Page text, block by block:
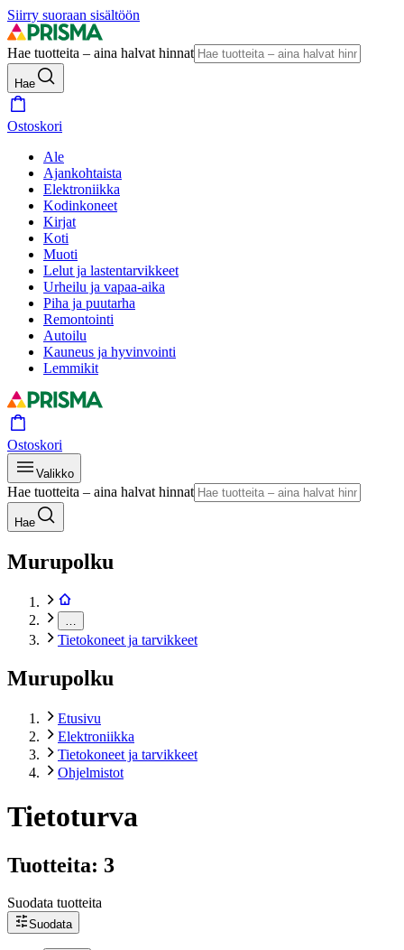
Siirry suoraan sisältöön
Hae tuotteita – aina halvat hinnat
Hae
Ostoskori
Ale
Ajankohtaista
Elektroniikka
Kodinkoneet
Kirjat
Koti
Muoti
Lelut ja lastentarvikkeet
Urheilu ja vapaa-aika
Piha ja puutarha
Remontointi
Autoilu
Kauneus ja hyvinvointi
Lemmikit
Ostoskori
Valikko
Hae tuotteita – aina halvat hinnat
Hae
Murupolku
Tietokoneet ja tarvikkeet
Murupolku
Etusivu
Elektroniikka
Tietokoneet ja tarvikkeet
Ohjelmistot
Tietoturva
Tuotteita: 3
Suodata tuotteita
Suodata